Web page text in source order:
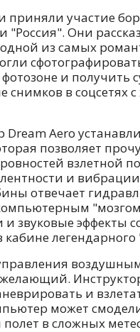
приняли участие
Они
одной из самых
и получить
снимков в соцсетях
Dream Aero
позволяет
взлетной
и
отвечает
и звуковые эффекты
кабине
и
может
в сложных